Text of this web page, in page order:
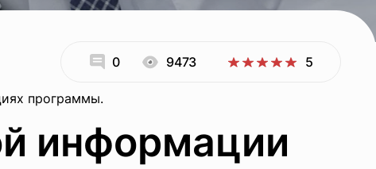
0 9473 5
программы.
информации